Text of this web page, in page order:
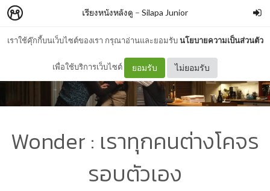
เราใช้คุ๊กกี้บนเว็บไซต์ของเรา กรุณาอ่านและยอมรับนโยบายความเป็นส่วนตัว
เพื่อใช้บริการเว็บไซต์ ยอมรับ ไม่ยอมรับ
เรียงหนังหลังดู – Silapa Junior
Wonder : เราทุกคนต่างโคจร
รอบตัวเอง